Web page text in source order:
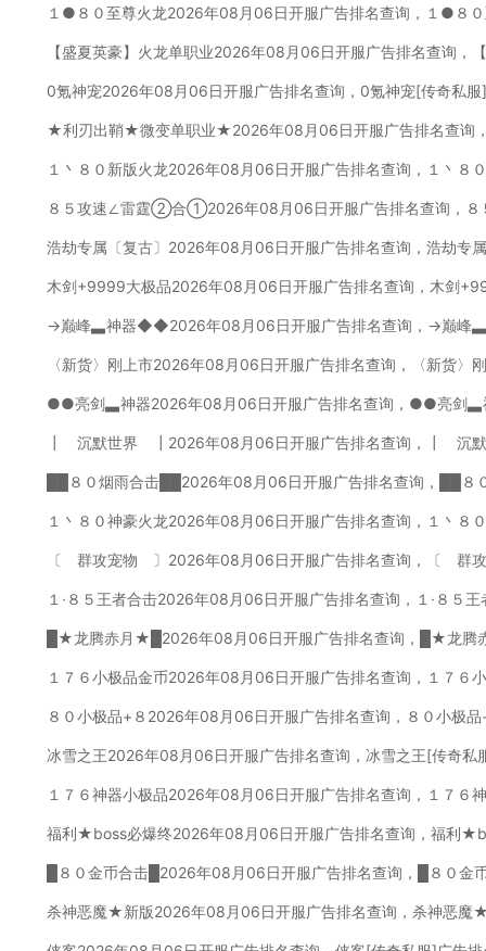
１●８０至尊火龙2026年08月06日开服广告排名查询，１●８
【盛夏英豪】火龙单职业2026年08月06日开服广告排名查询，
0氪神宠2026年08月06日开服广告排名查询，0氪神宠[传奇私服
★利刃出鞘★微变单职业★2026年08月06日开服广告排名查
１丶８０新版火龙2026年08月06日开服广告排名查询，１丶８
８５攻速∠雷霆②合①2026年08月06日开服广告排名查询，
浩劫专属〔复古〕2026年08月06日开服广告排名查询，浩劫专
木剑+9999大极品2026年08月06日开服广告排名查询，木剑
→巅峰▃神器◆◆2026年08月06日开服广告排名查询，→巅峰
〈新货〉刚上市2026年08月06日开服广告排名查询，〈新货〉
●●亮剑▃神器2026年08月06日开服广告排名查询，●●亮剑▃
┃ 沉默世界 ┃2026年08月06日开服广告排名查询，┃ 沉
██８０烟雨合击██2026年08月06日开服广告排名查询，██８
１丶８０神豪火龙2026年08月06日开服广告排名查询，１丶８
〔 群攻宠物 〕2026年08月06日开服广告排名查询，〔 群
１·８５王者合击2026年08月06日开服广告排名查询，１·８５
█★龙腾赤月★█2026年08月06日开服广告排名查询，█★龙腾
１７６小极品金币2026年08月06日开服广告排名查询，１７６
８０小极品+８2026年08月06日开服广告排名查询，８０小极
冰雪之王2026年08月06日开服广告排名查询，冰雪之王[传奇私
１７６神器小极品2026年08月06日开服广告排名查询，１７６
福利★boss必爆终2026年08月06日开服广告排名查询，福利
█８０金币合击█2026年08月06日开服广告排名查询，█８０金
杀神恶魔★新版2026年08月06日开服广告排名查询，杀神恶魔